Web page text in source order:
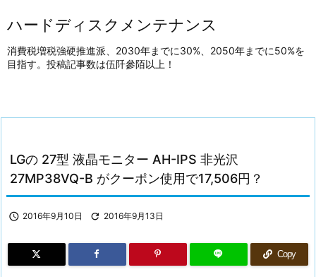
ハードディスクメンテナンス
消費税増税強硬推進派、2030年までに30%、2050年までに50%を
目指す。投稿記事数は伍阡參陌以上！
LGの 27型 液晶モニター AH-IPS 非光沢
27MP38VQ-B がクーポン使用で17,506円？
 2016年9月10日  2016年9月13日
Copy